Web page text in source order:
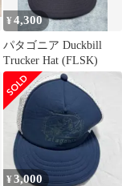
¥4,300
パタゴニア Duckbill
Trucker Hat (FLSK)
¥3,000